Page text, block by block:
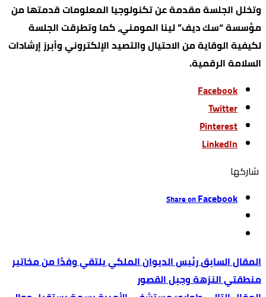
وتخلل الجلسة مقدمة عن تكنولوجيا المعلومات قدمتها من
مؤسسة “سك ديف” لينا المومني، كما وتطرقت الجلسة
لكيفية الوقاية من الاحتيال والتصيد الإلكتروني وأبرز إرشادات
السلامة الرقمية.
Facebook
Twitter
Pinterest
LinkedIn
‫‫ شاركها‬
Share onFacebook
رئيس الديوان الملكي يلتقي وفدًا من مخاتير
منطقتي النزهة وجبل القصور